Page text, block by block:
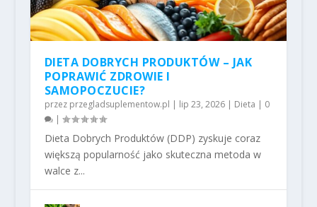
DIETA DOBRYCH PRODUKTÓW – JAK
POPRAWIĆ ZDROWIE I
SAMOPOCZUCIE?
przez przegladsuplementow.pl | lip 23, 2026| Dieta | 0
|
Dieta Dobrych Produktów (DDP) zyskuje coraz
większą popularność jako skuteczna metoda w
walce z...